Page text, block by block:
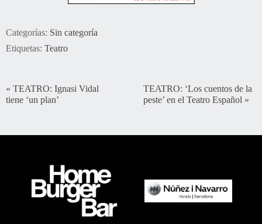
Categorías: Sin categoría
Etiquetas: Teatro
« TEATRO: Ignasi Vidal
tiene ‘un plan’
TEATRO: ‘Los cuentos de la
peste’ en el Teatro Español »